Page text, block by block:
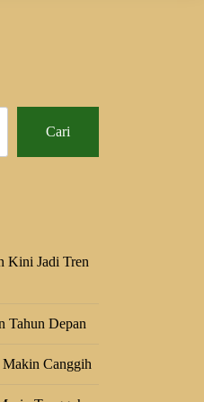
Cari
Kini Jadi Tren
Tahun Depan
Canggih